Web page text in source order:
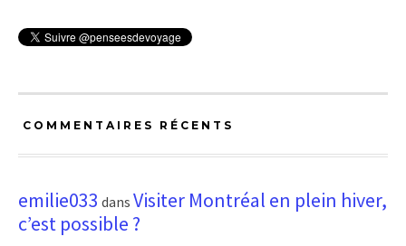
COMMENTAIRES RÉCENTS
emilie033 dans Visiter Montréal en plein hiver,
c’est possible ?